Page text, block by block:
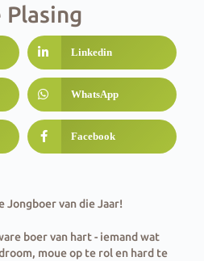
Linkedin
WhatsApp
Facebook
Jongboer van die Jaar!
boer van hart - iemand wat
moue op te rol en hard te